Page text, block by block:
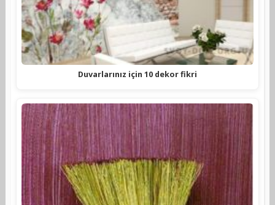
Duvarlarınız için 10 dekor fikri